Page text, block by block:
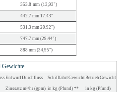
353.8 mm (13,93")
442.7 mm 17.43"
531.3 mm 20.92")
747.7 mm (29.44")
888 mm (34,95")
Gewichte
EntwurfDurchfluss
Zinssatz m3/hr (gpm)
SchifffahrtGewicht
in kg (Pfund) **
Betrieb Gewicht
in kg (Pfund)